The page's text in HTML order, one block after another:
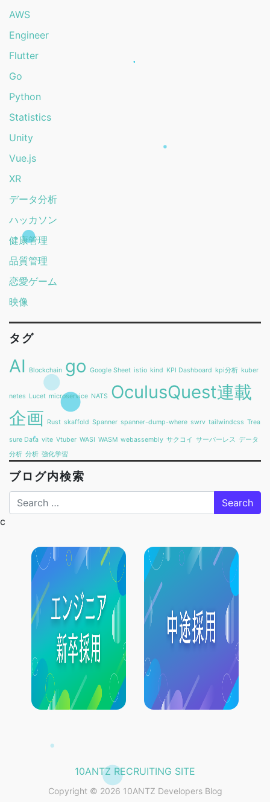
AWS
Engineer
Flutter
Go
Python
Statistics
Unity
Vue.js
XR
データ分析
ハッカソン
健康管理
品質管理
恋愛ゲーム
映像
タグ
AI Blockchain go Google Sheet istio kind KPI Dashboard kpi分析 kuber
netes Lucet microservice NATS OculusQuest連載
企画 Rust skaffold Spanner spanner-dump-where swrv tailwindcss Trea
sure Data vite Vtuber WASI WASM webassembly サクコイ サーバーレス データ
分析 分析 強化学習
ブログ内検索
Search
c
10ANTZ RECRUITING SITE
Copyright © 2026 10ANTZ Developers Blog